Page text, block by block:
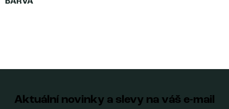
Aktuální novinky a slevy na váš e-mail